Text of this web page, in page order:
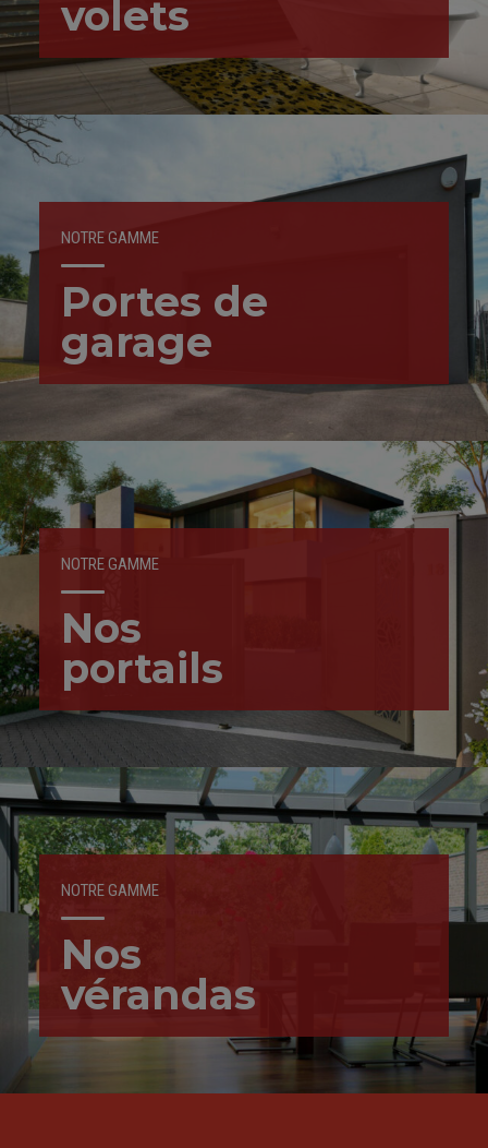
volets
NOTRE GAMME
Portes de
garage
NOTRE GAMME
Nos
portails
NOTRE GAMME
Nos
vérandas